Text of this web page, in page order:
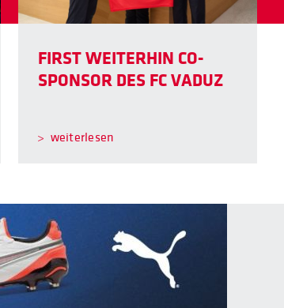
FIRST WEITERHIN CO-
SPONSOR DES FC VADUZ
weiterlesen